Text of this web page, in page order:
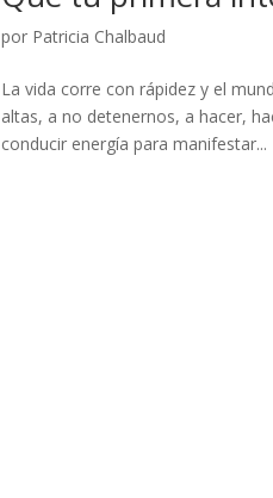
por Patricia Chalbaud
La vida corre con rápidez y el
altas, a no detenernos, a hacer,
conducir energía para manifestar...